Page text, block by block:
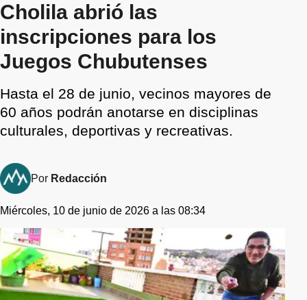
Cholila abrió las
inscripciones para los
Juegos Chubutenses
Hasta el 28 de junio, vecinos mayores de
60 años podrán anotarse en disciplinas
culturales, deportivas y recreativas.
Por Redacción
Miércoles, 10 de junio de 2026 a las 08:34